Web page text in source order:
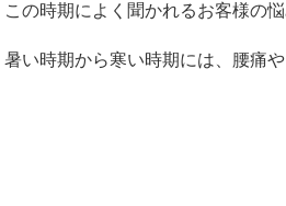
この時期によく聞かれるお客様の悩
暑い時期から寒い時期には、腰痛